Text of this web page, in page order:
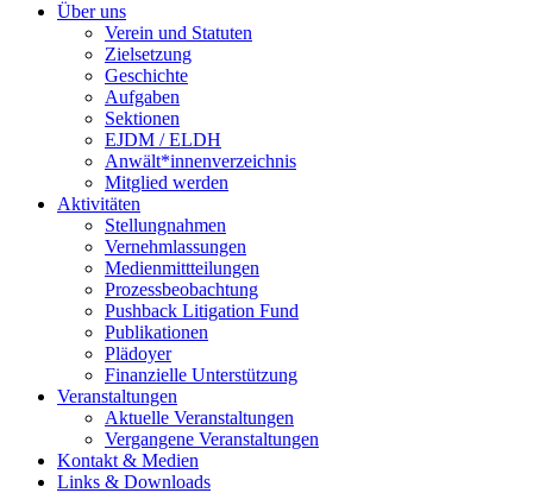
Über uns
Verein und Statuten
Zielsetzung
Geschichte
Aufgaben
Sektionen
EJDM / ELDH
Anwält*innenverzeichnis
Mitglied werden
Aktivitäten
Stellungnahmen
Vernehmlassungen
Medienmittteilungen
Prozessbeobachtung
Pushback Litigation Fund
Publikationen
Plädoyer
Finanzielle Unterstützung
Veranstaltungen
Aktuelle Veranstaltungen
Vergangene Veranstaltungen
Kontakt & Medien
Links & Downloads